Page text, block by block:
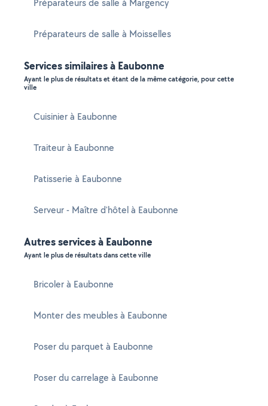
Préparateurs de salle à Margency
Préparateurs de salle à Moisselles
Services similaires à Eaubonne
Ayant le plus de résultats et étant de la même catégorie, pour cette
ville
Cuisinier à Eaubonne
Traiteur à Eaubonne
Patisserie à Eaubonne
Serveur - Maître d'hôtel à Eaubonne
Autres services à Eaubonne
Ayant le plus de résultats dans cette ville
Bricoler à Eaubonne
Monter des meubles à Eaubonne
Poser du parquet à Eaubonne
Poser du carrelage à Eaubonne